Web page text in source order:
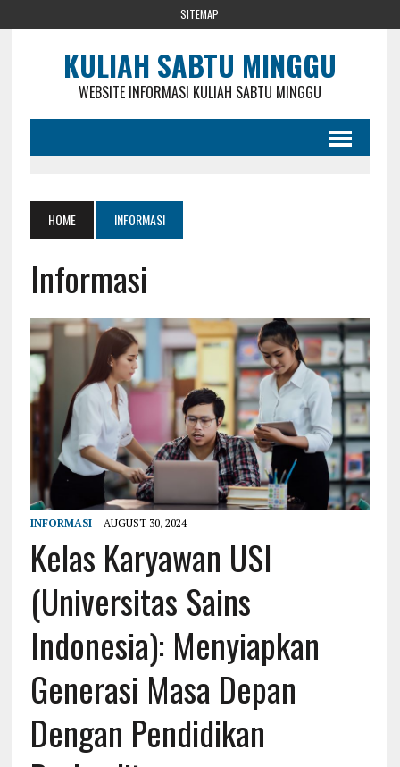
SITEMAP
KULIAH SABTU MINGGU
WEBSITE INFORMASI KULIAH SABTU MINGGU
HOME INFORMASI
Informasi
INFORMASI AUGUST 30, 2024
Kelas Karyawan USI
(Universitas Sains
Indonesia): Menyiapkan
Generasi Masa Depan
Dengan Pendidikan